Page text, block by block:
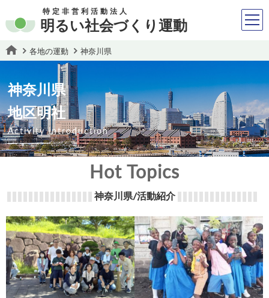
特定非営利活動法人
明るい社会づくり運動
各地の運動 神奈川県
神奈川県
地区明社
Activity introduction
Hot Topics
神奈川県/活動紹介